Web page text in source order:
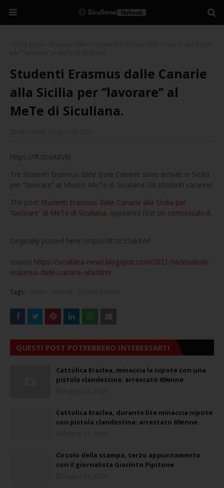
Studenti Erasmus dalle Canarie
alla Sicilia per ‘’lavorare’’ al
MeTe di Siculiana.
https://ift.tt/eA8V8J
Tre studenti Erasmus dalle Isole Canarie sono arrivati in Sicilia
per “lavorare” al Museo MeTe di Siculiana. Gli studenti saranno
The post Studenti Erasmus dalle Canarie alla Sicilia per
‘’lavorare’’ al MeTe di Siculiana. appeared first on comunicalo.it.
Originally posted here: https://ift.tt/35akPAF
source https://siculiana-news.blogspot.com/2021/06/studenti-
erasmus-dalle-canarie-alla.html
Tags:
QUESTI POST POTREBBERO INTERESSARTI
Cattolica Eraclea, minaccia la nipote con una
pistola clandestina: arrestato 69enne
Cattolica Eraclea, durante lite minaccia nipote
con pistola clandestina: arrestato 69enne
Circolo della stampa, terzo appuntamento
con il giornalista Giacinto Pipitone